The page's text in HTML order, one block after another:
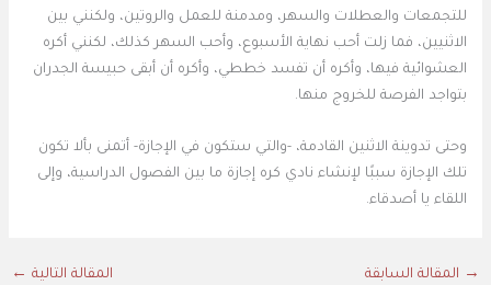
للتجمعات والعطلات والسهر، ومدمنة للعمل والروتين، ولكنني بين
الاثنيين، فما زلت أحب نهاية الأسبوع، وأحب السهر كذلك، لكنني أكره
العشوائية فيها، وأكره أن تفسد خططي، وأكره أن أبقى حبيسة الجدران
بتواجد الفرصة للخروج منها.
وحتى تدوينة الاثنين القادمة، -والتي ستكون في الإجازة- أتمنى بألا تكون
تلك الإجازة سببًا لإنشاء نادي كره إجازة ما بين الفصول الدراسية، وإلى
اللقاء يا أصدقاء.
→ المقالة السابقة المقالة التالية ←